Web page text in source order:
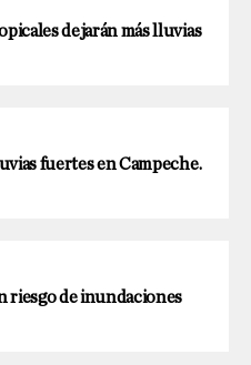
dejarán más lluvias
fuertes en Campeche.
riesgo de inundaciones